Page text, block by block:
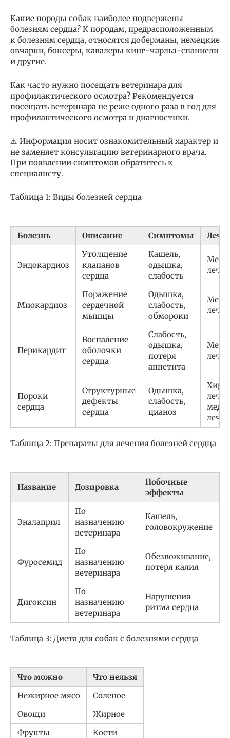
Какие породы собак наиболее подвержены
болезням сердца? К породам, предрасположенным
к болезням сердца, относятся доберманы, немецкие
овчарки, боксеры, кавалеры кинг-чарльз-спаниели
и другие.
Как часто нужно посещать ветеринара для
профилактического осмотра? Рекомендуется
посещать ветеринара не реже одного раза в год для
профилактического осмотра и диагностики.
⚠️ Информация носит ознакомительный характер и
не заменяет консультацию ветеринарного врача.
При появлении симптомов обратитесь к
специалисту.
Таблица 1: Виды болезней сердца
Болезнь Описание Симптомы
Эндокардиоз
Утолщение
клапанов
сердца
Кашель,
одышка,
слабость
Миокардиоз
Поражение
сердечной
мышцы
Одышка,
слабость,
обмороки
Перикардит
Воспаление
оболочки
сердца
Слабость,
одышка,
потеря
аппетита
Пороки
сердца
Структурные
дефекты
сердца
Одышка,
слабость,
цианоз
Таблица 2: Препараты для лечения болезней сердца
Название Дозировка
Побочные
эффекты
Эналаприл
По
назначению
ветеринара
Кашель,
головокружение
Фуросемид
По
назначению
ветеринара
Обезвоживание,
потеря калия
Дигоксин
По
назначению
ветеринара
Нарушения
ритма сердца
Таблица 3: Диета для собак с болезнями сердца
Что можно
Что нельзя
Нежирное мясо
Соленое
Овощи
Жирное
Фрукты
Кости